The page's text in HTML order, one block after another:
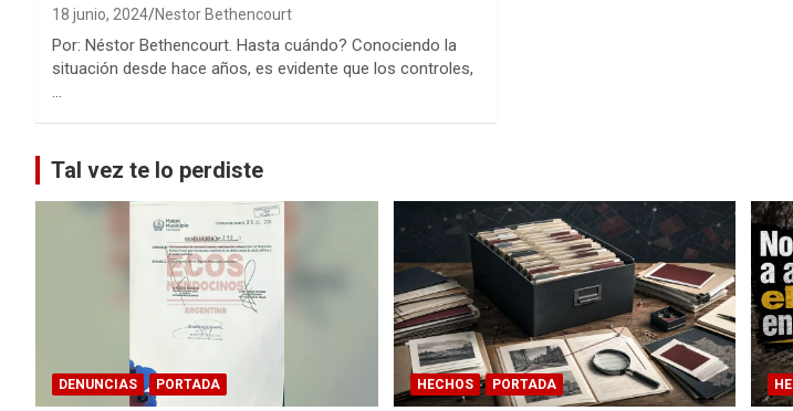
18 junio, 2024 Nestor Bethencourt
Por: Néstor Bethencourt. Hasta cuándo? Conociendo la
situación desde hace años, es evidente que los controles,
…
Tal vez te lo perdiste
DENUNCIAS PORTADA HECHOS PORTADA